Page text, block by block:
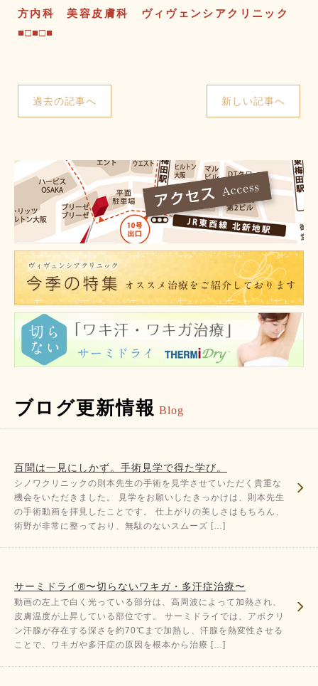
方内科 美容皮膚科 ヴィヴェンシアクリニック
■□■□■
過去の記事へ 新しい記事へ
ブログ更新情報 Blog
百聞は一見にしかず。手術見学で得た学び。
シノワクリニックの則本先生の手術を見学させていただく貴重な
機会をいただきました。 見学をお願いしたきっかけは、則本先生
の手術動画を拝見したことです。 仕上がりの美しさはもちろん、
術野が非常に整っており、無駄のないスムーズ […]
サーミドライ®〜切らないワキガ・多汗症治療〜
動画の左上で白く光っている部分は、高周波によって加熱され、
皮膚温度が上昇している部位です。 サーミドライでは、アポクリ
ン汗腺が存在する深さを約70℃まで加熱し、汗腺を熱変性させる
ことで、ワキガや多汗症の原因を根本から治療 […]